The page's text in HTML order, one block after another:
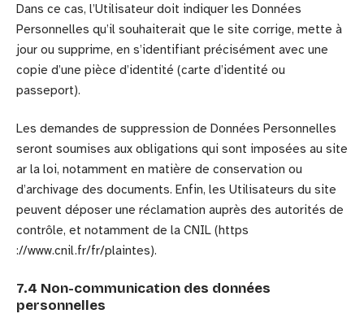
Dans ce cas, l’Utilisateur doit indiquer les Données
Personnelles qu’il souhaiterait que le site corrige, mette à
jour ou supprime, en s’identifiant précisément avec une
copie d’une pièce d’identité (carte d’identité ou
passeport).
Les demandes de suppression de Données Personnelles
seront soumises aux obligations qui sont imposées au site
ar la loi, notamment en matière de conservation ou
d’archivage des documents. Enfin, les Utilisateurs du site
peuvent déposer une réclamation auprès des autorités de
contrôle, et notamment de la CNIL (https
://www.cnil.fr/fr/plaintes).
7.4 Non-communication des données
personnelles